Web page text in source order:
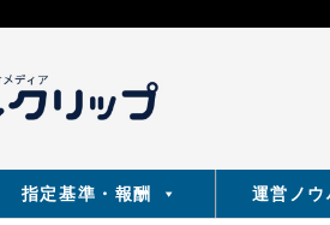
指定基準・報酬 運営ノウ